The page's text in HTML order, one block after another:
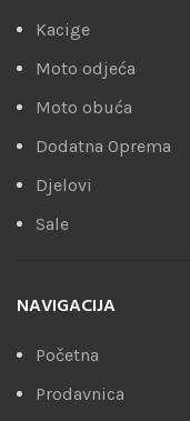
Kacige
Moto odjeća
Moto obuća
Dodatna Oprema
Djelovi
Sale
NAVIGACIJA
Početna
Prodavnica